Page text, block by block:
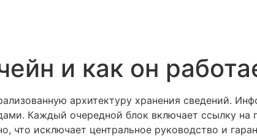
и как он
архитектуру хранения сведений.
Каждый очередной блок включает ссылку
что исключает центральное руководство и